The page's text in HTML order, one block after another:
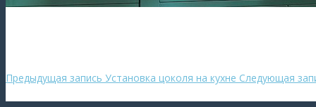
Предыдущая запись Установка цоколя на кухне Следующая